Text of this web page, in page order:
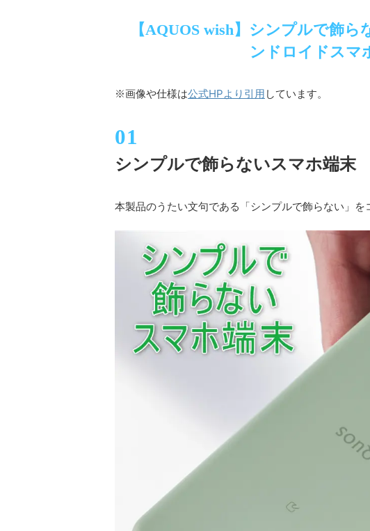
【AQUOS wish】シンプルで飾
ンドロイドスマ
※画像や仕様は公式HPより引用 しています。
シンプルで飾らないスマホ端末
本製品のうたい文句である「シンプルで飾らない」を